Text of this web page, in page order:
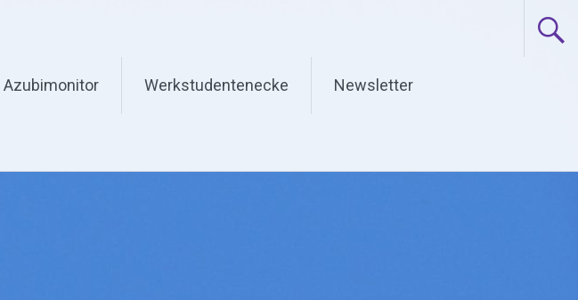
Azubimonitor Werkstudentenecke Newsletter